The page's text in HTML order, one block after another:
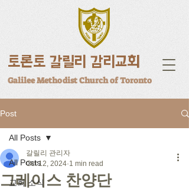
토론토 갈릴리 감리교회
Galilee Methodist Church of Toronto
Post
All Posts
교회 소식
All Posts
그레이스 찬양단
갈릴리 관리자
Oct 12, 2024 1 min read